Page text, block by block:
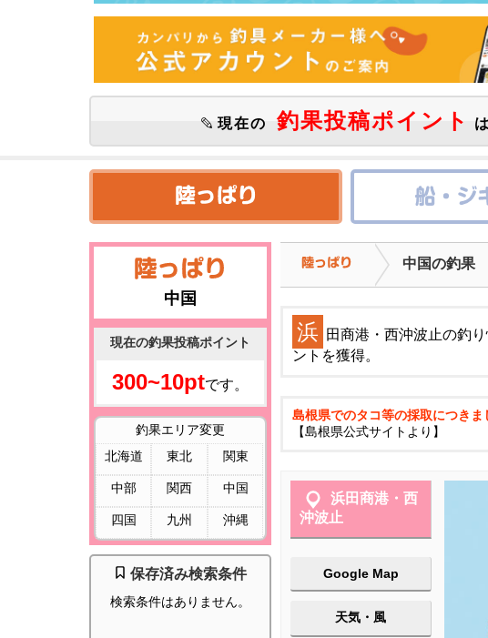
現在の 釣果投稿ポイント
中国
現在の釣果投稿ポイント
300~10ptです。
釣果エリア変更
北海道
東北 関東
中部 関西 中国
四国 九州 沖縄
保存済み検索条件
検索条件はありません。
中国の釣果
浜
田商港・西沖波止の釣
ントを獲得。
島根県でのタコ等の採取につきま
【島根県公式サイトより】
浜田商港・西
沖波止
Google Map
天気・風